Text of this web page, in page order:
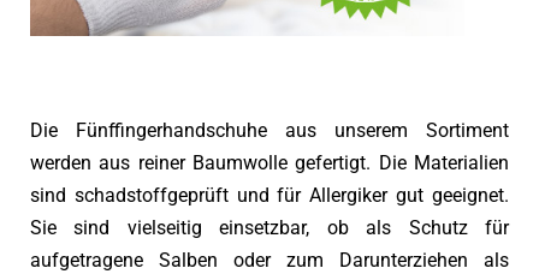
Die Fünffingerhandschuhe aus unserem Sortiment
werden aus reiner Baumwolle gefertigt. Die Materialien
sind schadstoffgeprüft und für Allergiker gut geeignet.
Sie sind vielseitig einsetzbar, ob als Schutz für
aufgetragene Salben oder zum Darunterziehen als